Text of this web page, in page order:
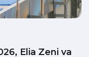
Elia Zeni va